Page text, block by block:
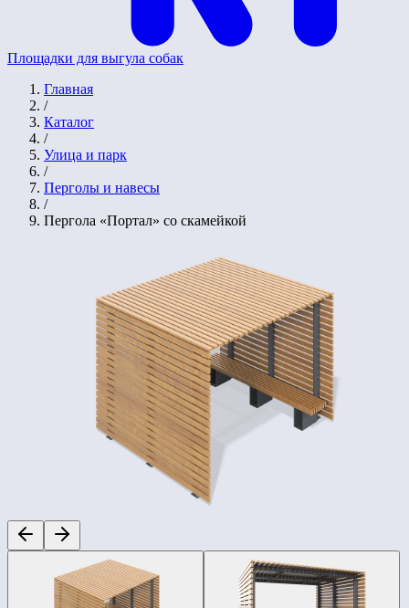
Площадки для выгула собак
Главная
/
Каталог
/
Улица и парк
/
Перголы и навесы
/
Пергола «Портал» со скамейкой